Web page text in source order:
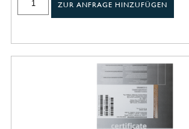
ZUR ANFRAGE HINZUFÜGEN